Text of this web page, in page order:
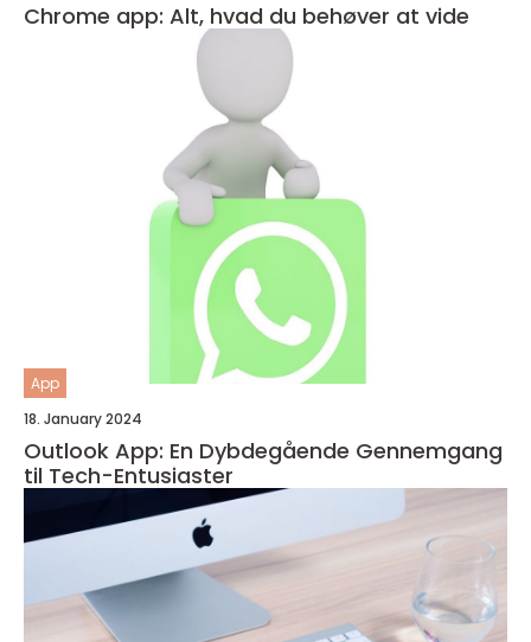
Chrome app: Alt, hvad du behøver at vide
App
18. January 2024
Outlook App: En Dybdegående Gennemgang
til Tech-Entusiaster